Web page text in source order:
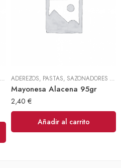
ADEREZOS, PASTAS, SAZONADORES Y CONDIMENTOS
Mayonesa Alacena 95gr
2,40 €
Añadir al carrito